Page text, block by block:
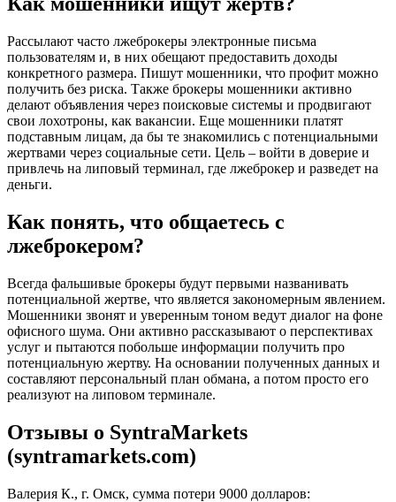
Рассылают часто лжеброкеры электронные письма
пользователям и, в них обещают предоставить доходы
конкретного размера. Пишут мошенники, что профит можно
получить без риска. Также брокеры мошенники активно
делают объявления через поисковые системы и продвигают
свои лохотроны, как вакансии. Еще мошенники платят
подставным лицам, да бы те знакомились с потенциальными
жертвами через социальные сети. Цель – войти в доверие и
привлечь на липовый терминал, где лжеброкер и разведет на
деньги.
Как понять, что общаетесь с
лжеброкером?
Всегда фальшивые брокеры будут первыми названивать
потенциальной жертве, что является закономерным явлением.
Мошенники звонят и уверенным тоном ведут диалог на фоне
офисного шума. Они активно рассказывают о перспективах
услуг и пытаются побольше информации получить про
потенциальную жертву. На основании полученных данных и
составляют персональный план обмана, а потом просто его
реализуют на липовом терминале.
Отзывы о SyntraMarkets
(syntramarkets.com)
Валерия К., г. Омск, сумма потери 9000 долларов: